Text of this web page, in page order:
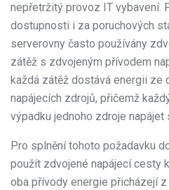
nepřetržitý provoz IT vybavení.
dostupnosti i za poruchových
serverovny často používány
zátěž s zdvojeným přívodem
každá zátěž dostává energii ze
napájecích zdrojů, přičemž
výpadku jednoho zdroje
Pro splnění tohoto požadavku
použít zdvojené napájecí cesty
oba přívody energie přicházejí